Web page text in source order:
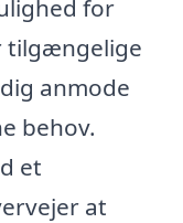
for
tilgængelige
anmode
behov.
et
at